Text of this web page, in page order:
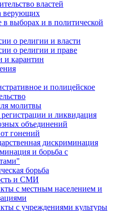
властей
верующих
в выборах и в политической
о религии и власти
о религии и праве
и карантин
и полицейское
молитвы
и ликвидация
объединений
гонений
дискриминация
и борьба с
борьба
и СМИ
с местным населением и
с учреждениями культуры